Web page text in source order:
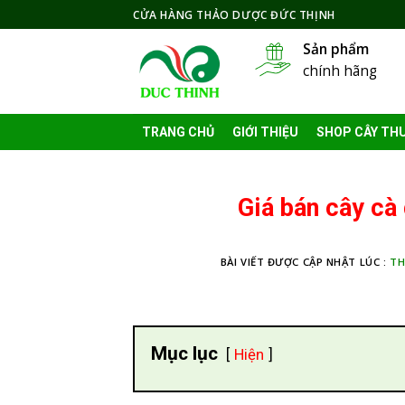
to
CỬA HÀNG THẢO DƯỢC ĐỨC THỊNH
Sản phẩm
chính hãng
TRANG CHỦ GIỚI THIỆU SHOP CÂY
Giá bán cây
BÀI VIẾT ĐƯỢC CẬP NHẬT LÚC :
Mục lục Hiện